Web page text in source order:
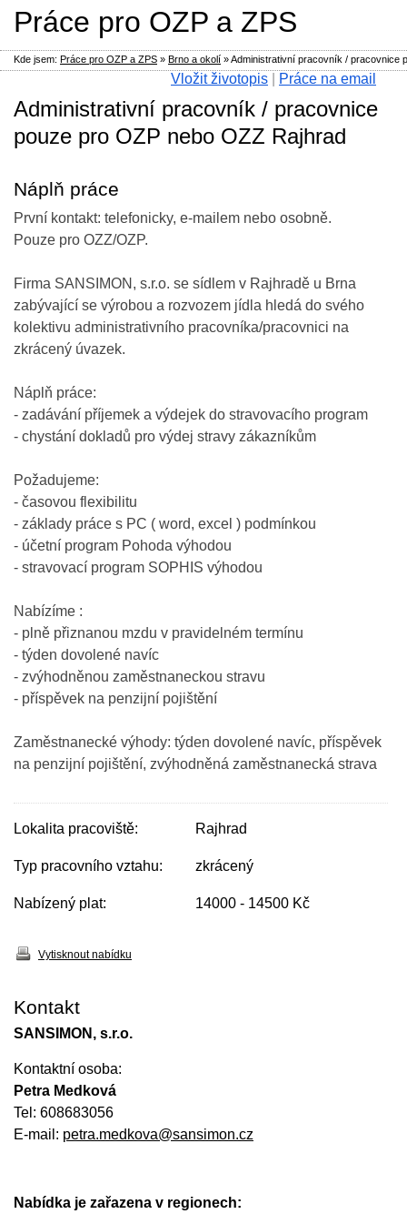
Administrativní pracovník / pracovnice
pouze pro OZP nebo OZZ Rajhrad
Náplň práce
První kontakt: telefonicky, e-mailem nebo osobně.
Pouze pro OZZ/OZP.
Firma SANSIMON, s.r.o. se sídlem v Rajhradě u Brna
zabývající se výrobou a rozvozem jídla hledá do svého
kolektivu administrativního pracovníka/pracovnici na
zkrácený úvazek.
Náplň práce:
- zadávání příjemek a výdejek do stravovacího program
- chystání dokladů pro výdej stravy zákazníkům
Požadujeme:
- časovou flexibilitu
- základy práce s PC ( word, excel ) podmínkou
- účetní program Pohoda výhodou
- stravovací program SOPHIS výhodou
Nabízíme :
- plně přiznanou mzdu v pravidelném termínu
- týden dovolené navíc
- zvýhodněnou zaměstnaneckou stravu
- příspěvek na penzijní pojištění
Zaměstnanecké výhody: týden dovolené navíc, příspěvek
na penzijní pojištění, zvýhodněná zaměstnanecká strava
Lokalita pracoviště: Rajhrad
Typ pracovního vztahu: zkrácený
Nabízený plat: 14000 - 14500 Kč
Vytisknout nabídku
Kontakt
SANSIMON, s.r.o.
Kontaktní osoba:
Petra Medková
Tel: 608683056
E-mail: petra.medkova@sansimon.cz
Nabídka je zařazena v regionech:
Práce pro OZP a ZPS
Vložit životopis Práce na email
Kde jsem: Práce pro OZP a ZPS » Brno a okolí »Administrativní pracovník / pracovnice